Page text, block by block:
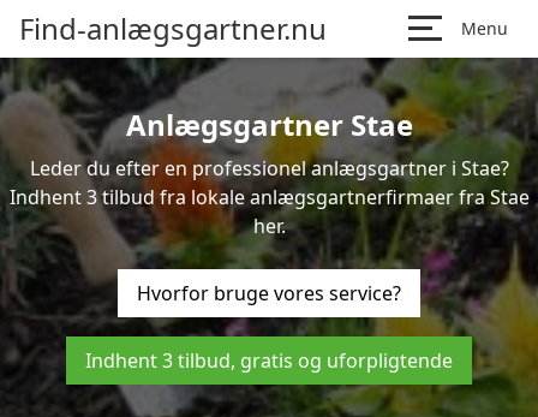
Find-anlægsgartner.nu Menu
Anlægsgartner Stae
Leder du efter en professionel anlægsgartner i Stae?
Indhent 3 tilbud fra lokale anlægsgartnerfirmaer fra Stae
her.
Hvorfor bruge vores service?
Indhent 3 tilbud, gratis og uforpligtende